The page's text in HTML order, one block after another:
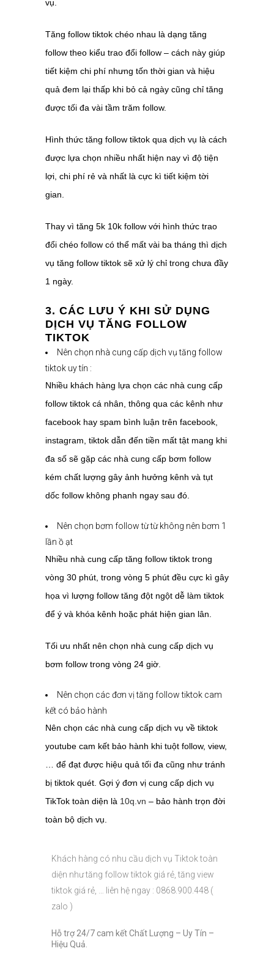
vụ.
Tăng follow tiktok chéo nhau là dạng tăng
follow theo kiểu trao đổi follow – cách này giúp
tiết kiệm chi phí nhưng tốn thời gian và hiệu
quả đem lại thấp khi bỏ cả ngày cũng chỉ tăng
được tối đa vài tầm trăm follow.
Hình thức tăng follow tiktok qua dịch vụ là cách
được lựa chọn nhiều nhất hiện nay vì độ tiện
lợi, chi phí rẻ và nhất là cực kì tiết kiệm tời
gian.
Thay vì tăng 5k 10k follow với hình thức trao
đổi chéo follow có thể mất vài ba tháng thì dịch
vụ tăng follow tiktok sẽ xử lý chỉ trong chưa đầy
1 ngày.
3. CÁC LƯU Ý KHI SỬ DỤNG
DỊCH VỤ TĂNG FOLLOW
TIKTOK
Nên chọn nhà cung cấp dịch vụ tăng follow
tiktok uy tín :
Nhiều khách hàng lựa chọn các nhà cung cấp
follow tiktok cá nhân, thông qua các kênh như
facebook hay spam bình luận trên facebook,
instagram, tiktok dẫn đến tiền mất tật mang khi
đa số sẽ gặp các nhà cung cấp bơm follow
kém chất lượng gây ảnh hưởng kênh và tụt
dốc follow không phanh ngay sau đó.
Nên chọn bơm follow từ từ không nên bơm 1
lần ồ ạt
Nhiều nhà cung cấp tăng follow tiktok trong
vòng 30 phút, trong vòng 5 phút đều cực kì gây
họa vì lượng follow tăng đột ngột dễ làm tiktok
để ý và khóa kênh hoặc phát hiện gian lân.
Tối ưu nhất nên chọn nhà cung cấp dịch vụ
bơm follow trong vòng 24 giờ.
Nên chọn các đơn vị tăng follow tiktok cam
kết có bảo hành
Nên chọn các nhà cung cấp dịch vụ về tiktok
youtube cam kết bảo hành khi tuột follow, view,
… để đạt được hiệu quả tối đa cũng như tránh
bị tiktok quét. Gợi ý đơn vị cung cấp dịch vụ
TikTok toàn diện là 10q.vn – bảo hành trọn đời
toàn bộ dịch vụ.
Khách hàng có nhu cầu dịch vụ Tiktok toàn
diện như tăng follow tiktok giá rẻ, tăng view
tiktok giá rẻ, … liên hệ ngay : 0868.900.448 (
zalo )
Hỗ trợ 24/7 cam kết Chất Lượng – Uy Tín –
Hiệu Quả.